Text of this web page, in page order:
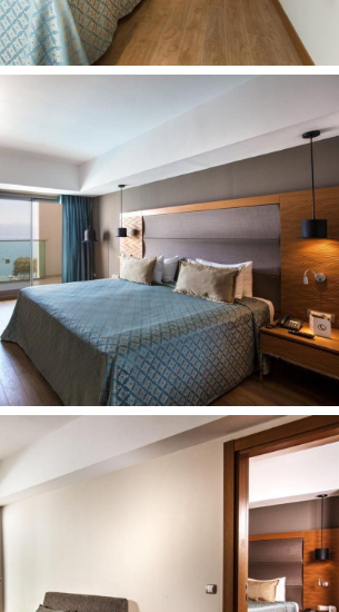
prie kriauklės pagal užklausimą
atskirą užklausimą
12 metų)
atviras
vaikams
3
vaikams
vaikams
gultai: nemokamai
nemokamai
yra
Can Bulvarı No:40 09400 Kusadasis /
611 22 22